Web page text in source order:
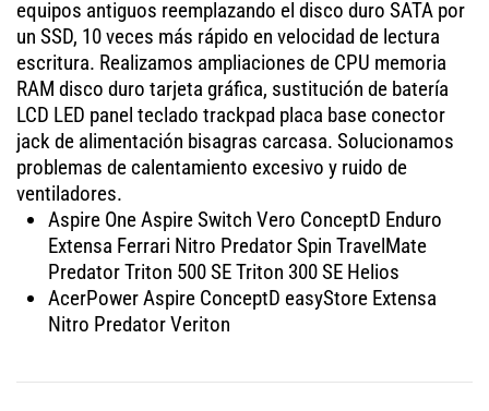
equipos antiguos reemplazando el disco duro SATA por
un SSD, 10 veces más rápido en velocidad de lectura
escritura. Realizamos ampliaciones de CPU memoria
RAM disco duro tarjeta gráfica, sustitución de batería
LCD LED panel teclado trackpad placa base conector
jack de alimentación bisagras carcasa. Solucionamos
problemas de calentamiento excesivo y ruido de
ventiladores.
Aspire One Aspire Switch Vero ConceptD Enduro
Extensa Ferrari Nitro Predator Spin TravelMate
Predator Triton 500 SE Triton 300 SE Helios
AcerPower Aspire ConceptD easyStore Extensa
Nitro Predator Veriton